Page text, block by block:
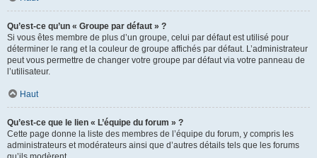
Qu’est-ce qu’un « Groupe par défaut » ?
Si vous êtes membre de plus d’un groupe, celui par défaut est utilisé pour
déterminer le rang et la couleur de groupe affichés par défaut. L’administrateur
peut vous permettre de changer votre groupe par défaut via votre panneau de
l’utilisateur.
Haut
Qu’est-ce que le lien « L’équipe du forum » ?
Cette page donne la liste des membres de l’équipe du forum, y compris les
administrateurs et modérateurs ainsi que d’autres détails tels que les forums